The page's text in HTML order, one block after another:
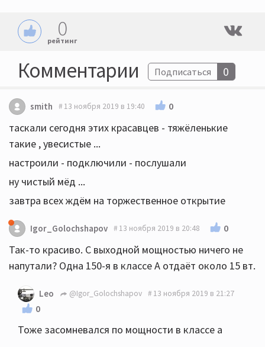
0
рейтинг
Комментарии Подписаться 0
smith 13 ноября 2019 в 19:40 0
таскали сегодня этих красавцев - тяжёленькие
такие , увесистые ...
настроили - подключили - послушали
ну чистый мёд ...
завтра всех ждём на торжественное открытие
Igor_Golochshapov 13 ноября 2019 в 20:48 0
Так-то красиво. С выходной мощностью ничего не
напутали? Одна 150-я в классе А отдаёт около 15 вт.
Leo @Igor_Golochshapov 13 ноября 2019 в 21:27
0
Тоже засомневался по мощности в классе а